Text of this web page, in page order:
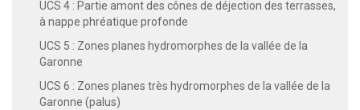
UCS 4 : Partie amont des cônes de déjection des terrasses,
à nappe phréatique profonde
UCS 5 : Zones planes hydromorphes de la vallée de la
Garonne
UCS 6 : Zones planes très hydromorphes de la vallée de la
Garonne (palus)